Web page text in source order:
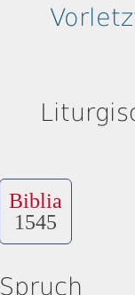
Biblia
1545
Spruch